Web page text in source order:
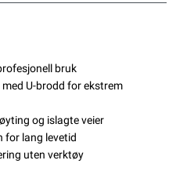
bruk
U-brodd for ekstrem
og islagte veier
for lang levetid
uten verktøy